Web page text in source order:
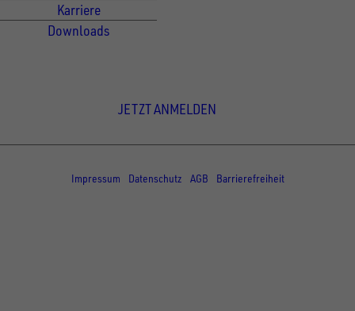
Karriere
Downloads
JETZT ANMELDEN
Impressum
Datenschutz AGB Barrierefreiheit